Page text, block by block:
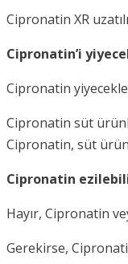
Cipronatin XR
Cipronatin’i
Cipronatin
Cipronatin süt
Cipronatin, süt
Cipronatin
Hayır, Cipronatin
Gerekirse,